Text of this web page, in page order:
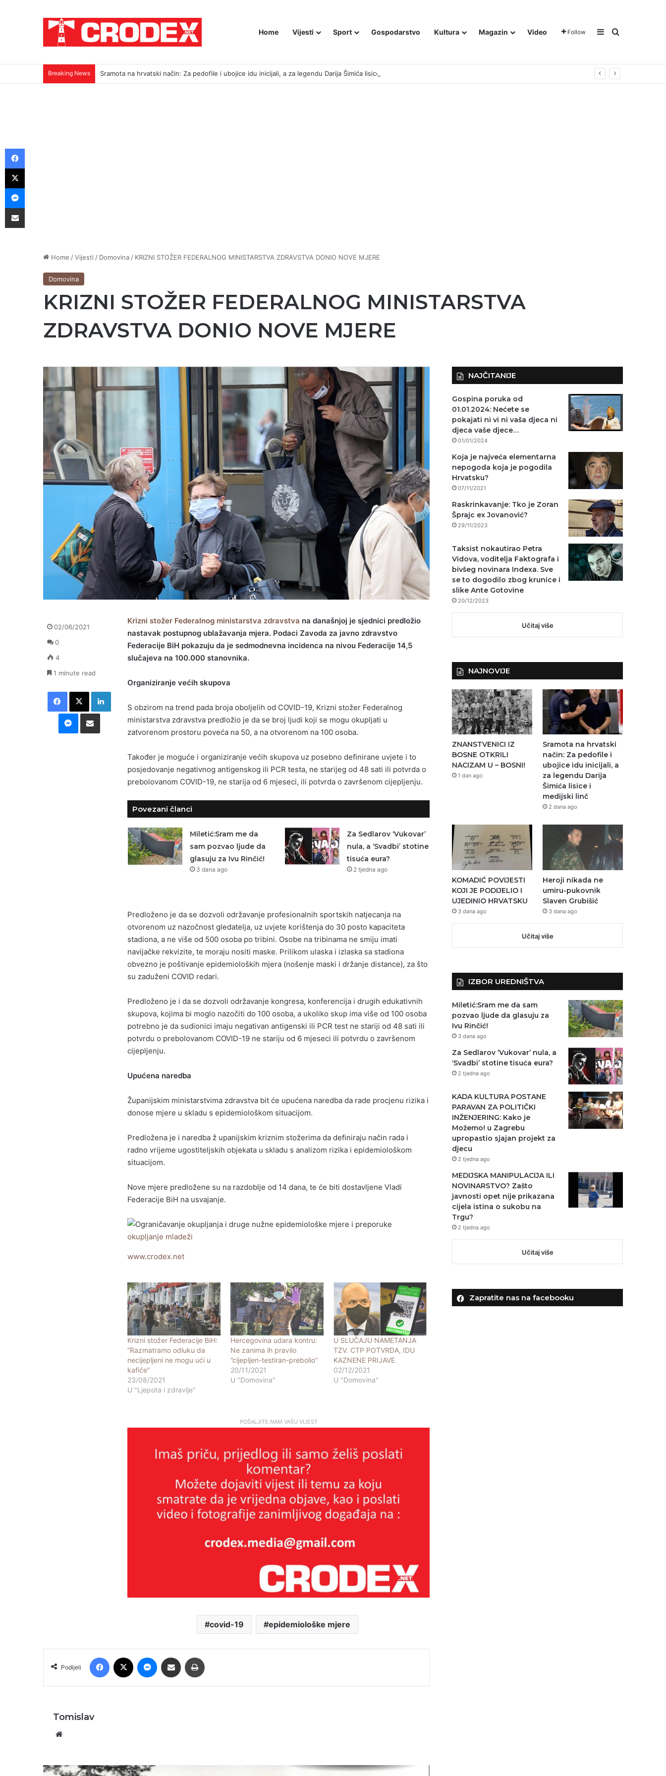
Home Vijesti Sport Gospodarstvo Kultura Magazin Video Follow Sidebar
Traži
Breaking News Sramota na hrvatski način: Za pedofile i ubojice idu inicijali, a za legendu Darija Šimića lisice i medijski linč
Home /Vijesti / Domovina / KRIZNI STOŽER FEDERALNOG MINISTARSTVA ZDRAVSTVA DONIO NOVE MJERE
Domovina
KRIZNI STOŽER FEDERALNOG MINISTARSTVA
ZDRAVSTVA DONIO NOVE MJERE
Krizni stožer Federalnog ministarstva zdravstva na današnjoj je sjednici predložio
nastavak postupnog ublažavanja mjera. Podaci Zavoda za javno zdravstvo
Federacije BiH pokazuju da je sedmodnevna incidenca na nivou Federacije 14,5
slučajeva na 100.000 stanovnika.
Organiziranje većih skupova
S obzirom na trend pada broja oboljelih od COVID-19, Krizni stožer Federalnog
ministarstva zdravstva predložio je da se broj ljudi koji se mogu okupljati u
zatvorenom prostoru poveća na 50, a na otvorenom na 100 osoba.
Također je moguće i organiziranje većih skupova uz posebno definirane uvjete i to
posjedovanje negativnog antigenskog ili PCR testa, ne starijeg od 48 sati ili potvrda o
prebolovanom COVID-19, ne starija od 6 mjeseci, ili potvrda o završenom cijepljenju.
Povezani članci
Miletić:Sram me da
sam pozvao ljude da
glasuju za Ivu Rinčić!
3 dana ago
Za Sedlarov ‘Vukovar’
nula, a ‘Svadbi’ stotine
tisuća eura?
2 tjedna ago
Predloženo je da se dozvoli održavanje profesionalnih sportskih natjecanja na
otvorenom uz nazočnost gledatelja, uz uvjete korištenja do 30 posto kapaciteta
stadiona, a ne više od 500 osoba po tribini. Osobe na tribinama ne smiju imati
navijačke rekvizite, te moraju nositi maske. Prilikom ulaska i izlaska sa stadiona
obvezno je poštivanje epidemioloških mjera (nošenje maski i držanje distance), za što
su zaduženi COVID redari.
Predloženo je i da se dozvoli održavanje kongresa, konferencija i drugih edukativnih
skupova, kojima bi moglo nazočiti do 100 osoba, a ukoliko skup ima više od 100 osoba
potrebno je da sudionici imaju negativan antigenski ili PCR test ne stariji od 48 sati ili
potvrdu o prebolovanom COVID-19 ne stariju od 6 mjeseci ili potvrdu o završenom
cijepljenju.
Upućena naredba
Županijskim ministarstvima zdravstva bit će upućena naredba da rade procjenu rizika i
donose mjere u skladu s epidemiološkom situacijom.
Predložena je i naredba ž upanijskim kriznim stožerima da definiraju način rada i
radno vrijeme ugostiteljskih objekata u skladu s analizom rizika i epidemiološkom
situacijom.
Nove mjere predložene su na razdoblje od 14 dana, te će biti dostavljene Vladi
Federacije BiH na usvajanje.
okupljanje mladeži
www.crodex.net
Krizni stožer Federacije BiH:
”Razmatramo odluku da
necijepljeni ne mogu ući u
kafiće”
23/08/2021
U "Ljepota i zdravlje"
Hercegovina udara kontru:
Ne zanima ih pravilo
”cijepljen-testiran-prebolio”
20/11/2021
U "Domovina"
U SLUČAJU NAMETANJA
TZV. CTP POTVRDA, IDU
KAZNENE PRIJAVE
02/12/2021
U "Domovina"
POŠALJITE NAM VAŠU VIJEST
covid-19 epidemiološke mjere
02/06/2021
0
4
1 minute read
Facebook
X LinkedIn
Messenger
Podijeli putem E-maila
Podijeli
Facebook Messenger
Podijeli putem E-maila
Tomislav
Tko štiti nasilne migrante? Slučaj
bošnjačkih nacionalista: Ne mrzim
vas, ali ovakva politika vodi raspadu
BiH
vlasti.
Skok 2 – operacija koja je spasila
Zagrebu upropastio sjajan projekt
NAJČITANIJE
Gospina poruka od
01.01.2024: Nećete se
pokajati ni vi ni vaša djeca ni
djeca vaše djece…
01/01/2024
Koja je najveća elementarna
nepogoda koja je pogodila
Hrvatsku?
07/11/2021
Raskrinkavanje: Tko je Zoran
Šprajc ex Jovanović?
29/11/2023
Taksist nokautirao Petra
Vidova, voditelja Faktografa i
bivšeg novinara Indexa. Sve
se to dogodilo zbog krunice i
slike Ante Gotovine
20/12/2023
Učitaj više
NAJNOVIJE
ZNANSTVENICI IZ
BOSNE OTKRILI
NACIZAM U – BOSNI!
1 dan ago
Sramota na hrvatski
način: Za pedofile i
ubojice idu inicijali, a
za legendu Darija
Šimića lisice i
medijski linč
2 dana ago
KOMADIĆ POVIJESTI
KOJI JE PODIJELIO I
UJEDINIO HRVATSKU
3 dana ago
Heroji nikada ne
umiru-pukovnik
Slaven Grubišić
3 dana ago
Učitaj više
IZBOR UREDNIŠTVA
Miletić:Sram me da sam
pozvao ljude da glasuju za
Ivu Rinčić!
3 dana ago
Za Sedlarov ‘Vukovar’ nula, a
‘Svadbi’ stotine tisuća eura?
2 tjedna ago
KADA KULTURA POSTANE
PARAVAN ZA POLITIČKI
INŽENJERING: Kako je
Možemo! u Zagrebu
upropastio sjajan projekt za
djecu
2 tjedna ago
MEDIJSKA MANIPULACIJA ILI
NOVINARSTVO? Zašto
javnosti opet nije prikazana
cijela istina o sukobu na
Trgu?
2 tjedna ago
Učitaj više
Zapratite nas na facebooku
Facebook
X
Messenger
Podijeli putem E-maila